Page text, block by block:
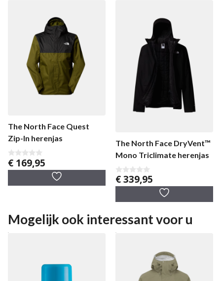
The North Face Quest
Zip-In herenjas
0
v
5
€ 169,95
The North Face DryVent™
Mono Triclimate herenjas
0
v
€339,95
Mogelijk ook interessant voor u